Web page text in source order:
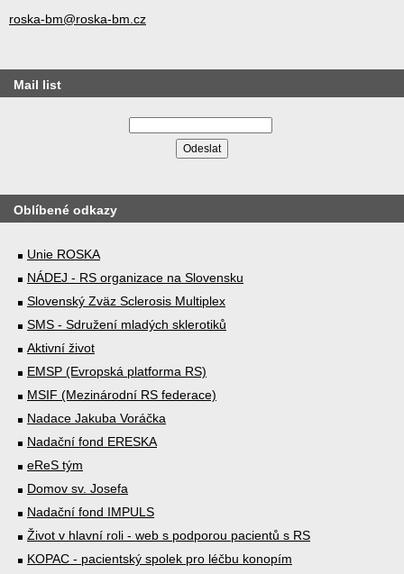
roska-bm@roska-bm.cz
Mail list
Oblíbené odkazy
Unie ROSKA
NÁDEJ - RS organizace na Slovensku
Slovenský Zväz Sclerosis Multiplex
SMS - Sdružení mladých sklerotiků
Aktivní život
EMSP (Evropská platforma RS)
MSIF (Mezinárodní RS federace)
Nadace Jakuba Voráčka
Nadační fond ERESKA
eReS tým
Domov sv. Josefa
Nadační fond IMPULS
Život v hlavní roli - web s podporou pacientů s RS
KOPAC - pacientský spolek pro léčbu konopím